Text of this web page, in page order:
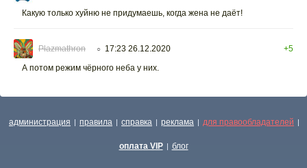
Какую только хуйню не придумаешь, когда жена не даёт!
Plazmathron ○ 17:23 26.12.2020
+5
А потом режим чёрного неба у них.
администрация | правила | справка | реклама | для правообладателей |
оплата VIP | блог